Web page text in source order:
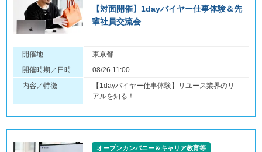
【対面開催】1dayバイヤー仕事体験＆先
輩社員交流会
開催地
東京都
開催時期／日時
08/26 11:00
内容／特徴
【1dayバイヤー仕事体験】リユース業界のリ
アルを知る！
オープンカンパニー＆キャリア教育等